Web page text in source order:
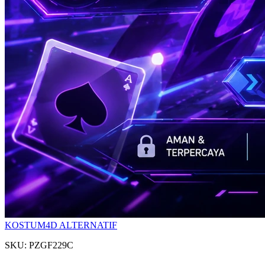
KOSTUM4D ALTERNATIF
SKU: PZGF229C